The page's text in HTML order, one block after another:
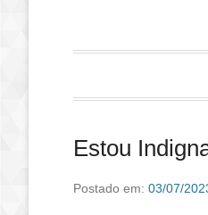
Estou
Postado em: 03/07/